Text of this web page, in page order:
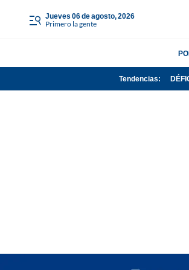
jueves 06 de agosto, 2026
Primero la gente
Tendencias: